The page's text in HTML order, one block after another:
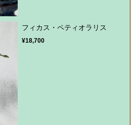
フィカス・ペティオラリス
¥18,700